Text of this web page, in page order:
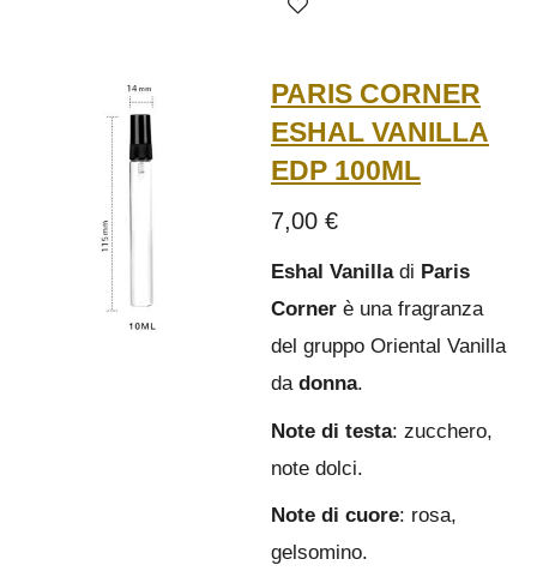
PARIS CORNER
ESHAL VANILLA
EDP 100ML
7,00 €
Eshal Vanilla di Paris
Corner è una fragranza
del gruppo Oriental Vanilla
da donna.
Note di testa: zucchero,
note dolci.
Note di cuore: rosa,
gelsomino.